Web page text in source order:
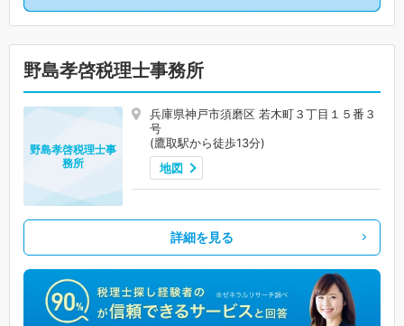
野島孝啓税理士事務所
兵庫県神戸市須磨区 若木町３丁目１５番３
号
(鷹取駅から徒歩13分)
地図
野島孝啓税理士事
務所
詳細を見る